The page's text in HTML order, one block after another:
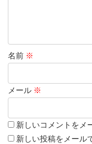
名前 ※
メール ※
新しいコメントをメ
新しい投稿をメール